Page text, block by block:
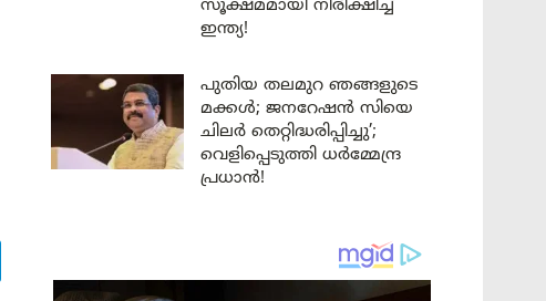
സൂക്ഷ്മമായി നിരീക്ഷിച്ച്
ഇന്ത്യ!
പുതിയ തലമുറ ഞങ്ങളുടെ
മക്കൾ; ജനറേഷൻ സിയെ
ചിലർ തെറ്റിദ്ധരിപ്പിച്ചു’;
വെളിപ്പെടുത്തി ധർമ്മേന്ദ്ര
പ്രധാൻ!